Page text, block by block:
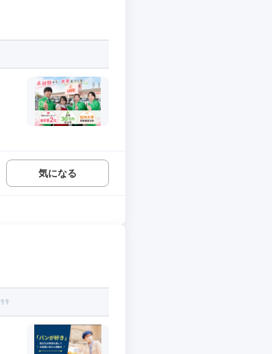
気になる